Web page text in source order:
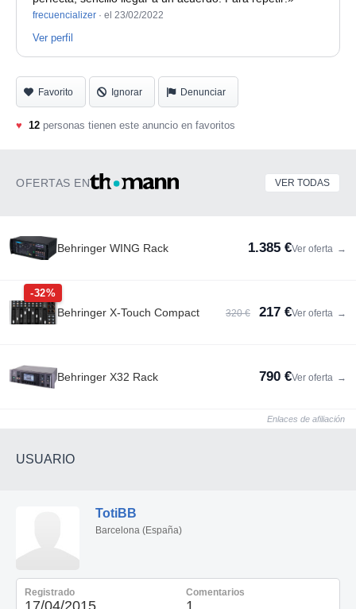
frecuencializer · el 23/02/2022
Ver perfil
Favorito Ignorar Denunciar
♥ 12 personas tienen este anuncio en favoritos
OFERTAS EN VER TODAS
Behringer WING Rack 1.385 €Ver oferta →
-32%
Behringer X-Touch Compact 320 € 217 €Ver oferta →
Behringer X32 Rack 790 €Ver oferta →
Enlaces de afiliación
USUARIO
TotiBB
Barcelona (España)
Registrado
17/04/2015
Comentarios
1